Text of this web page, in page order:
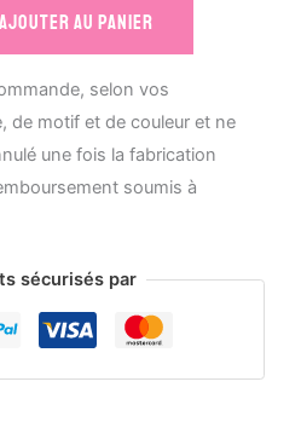
AJOUTER AU PANIER
selon vos
de motif et de couleur et ne
une fois la fabrication
soumis à
sécurisés par